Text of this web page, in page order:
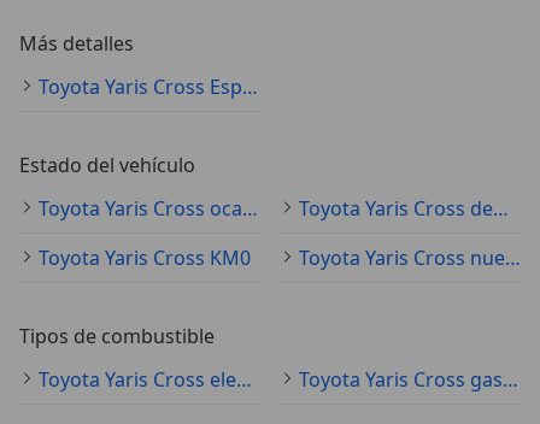
Más detalles
Toyota Yaris Cross Especificaciones técnicas
Estado del vehículo
Toyota Yaris Cross ocasión
Toyota Yaris Cross demostración
Toyota Yaris Cross KM0
Toyota Yaris Cross nuevo
Tipos de combustible
Toyota Yaris Cross electro/gasolina
Toyota Yaris Cross gasolina